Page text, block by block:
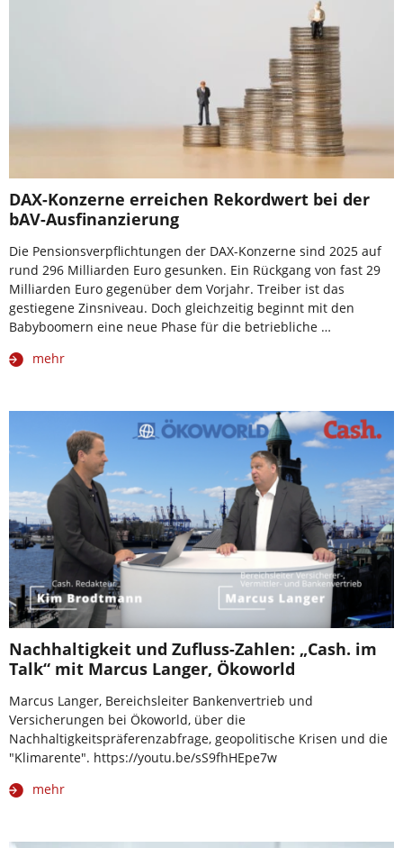
DAX-Konzerne erreichen Rekordwert bei der
bAV-Ausfinanzierung
Die Pensionsverpflichtungen der DAX-Konzerne sind 2025 auf
rund 296 Milliarden Euro gesunken. Ein Rückgang von fast 29
Milliarden Euro gegenüber dem Vorjahr. Treiber ist das
gestiegene Zinsniveau. Doch gleichzeitig beginnt mit den
Babyboomern eine neue Phase für die betriebliche …
mehr
Nachhaltigkeit und Zufluss-Zahlen: „Cash. im
Talk“ mit Marcus Langer, Ökoworld
Marcus Langer, Bereichsleiter Bankenvertrieb und
Versicherungen bei Ökoworld, über die
Nachhaltigkeitspräferenzabfrage, geopolitische Krisen und die
"Klimarente". https://youtu.be/sS9fhHEpe7w
mehr